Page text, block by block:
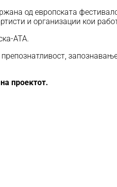
од европската
и организации кои
АТА.
проектот.